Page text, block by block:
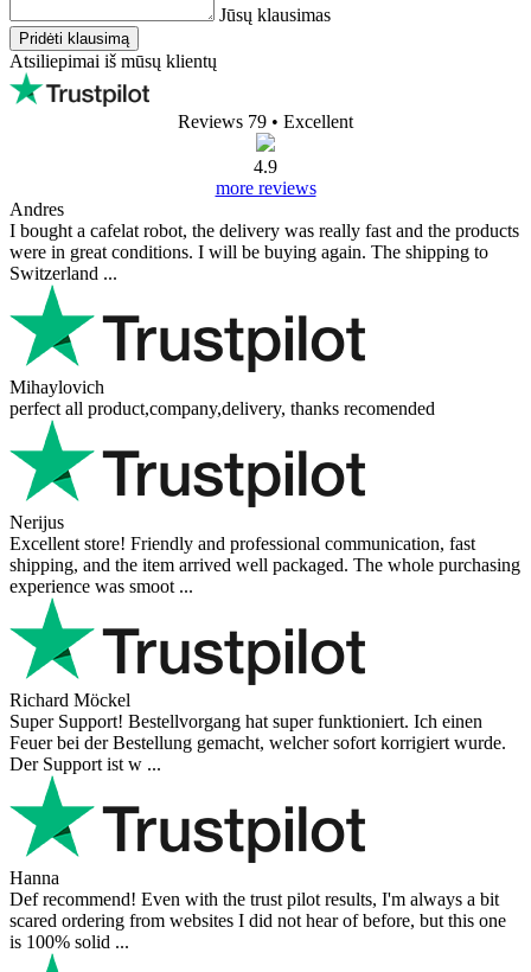
Jūsų klausimas
Pridėti klausimą
Atsiliepimai iš mūsų klientų
Reviews 79 • Excellent
4.9
more reviews
Andres
I bought a cafelat robot, the delivery was really fast and the products
were in great conditions. I will be buying again. The shipping to
Switzerland ...
Mihaylovich
perfect all product,company,delivery, thanks recomended
Nerijus
Excellent store! Friendly and professional communication, fast
shipping, and the item arrived well packaged. The whole purchasing
experience was smoot ...
Richard Möckel
Super Support! Bestellvorgang hat super funktioniert. Ich einen
Feuer bei der Bestellung gemacht, welcher sofort korrigiert wurde.
Der Support ist w ...
Hanna
Def recommend! Even with the trust pilot results, I'm always a bit
scared ordering from websites I did not hear of before, but this one
is 100% solid ...